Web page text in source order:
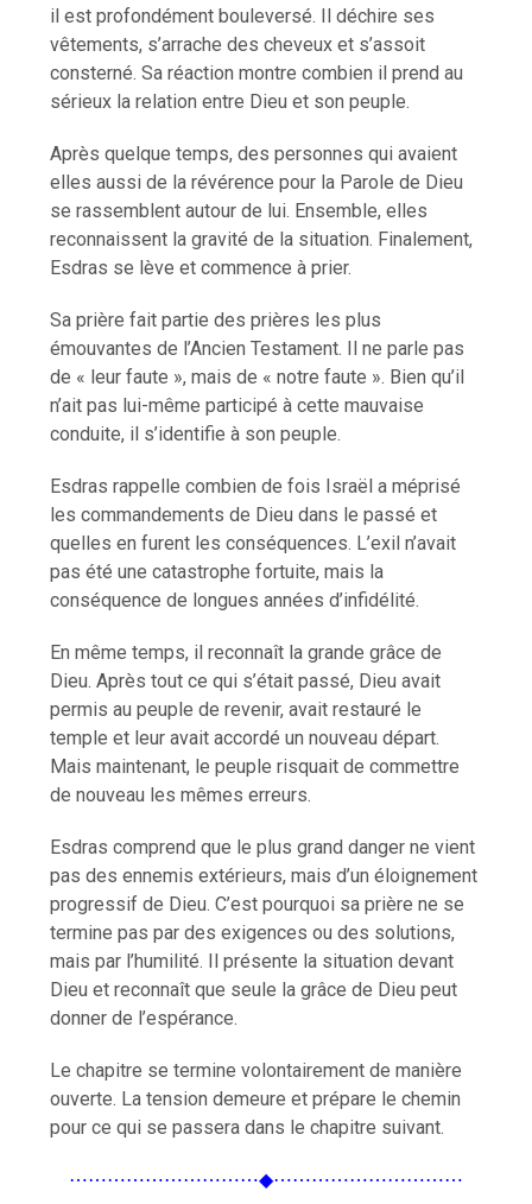
il est profondément bouleversé. Il déchire ses
vêtements, s’arrache des cheveux et s’assoit
consterné. Sa réaction montre combien il prend au
sérieux la relation entre Dieu et son peuple.
Après quelque temps, des personnes qui avaient
elles aussi de la révérence pour la Parole de Dieu
se rassemblent autour de lui. Ensemble, elles
reconnaissent la gravité de la situation. Finalement,
Esdras se lève et commence à prier.
Sa prière fait partie des prières les plus
émouvantes de l’Ancien Testament. Il ne parle pas
de « leur faute », mais de « notre faute ». Bien qu’il
n’ait pas lui-même participé à cette mauvaise
conduite, il s’identifie à son peuple.
Esdras rappelle combien de fois Israël a méprisé
les commandements de Dieu dans le passé et
quelles en furent les conséquences. L’exil n’avait
pas été une catastrophe fortuite, mais la
conséquence de longues années d’infidélité.
En même temps, il reconnaît la grande grâce de
Dieu. Après tout ce qui s’était passé, Dieu avait
permis au peuple de revenir, avait restauré le
temple et leur avait accordé un nouveau départ.
Mais maintenant, le peuple risquait de commettre
de nouveau les mêmes erreurs.
Esdras comprend que le plus grand danger ne vient
pas des ennemis extérieurs, mais d’un éloignement
progressif de Dieu. C’est pourquoi sa prière ne se
termine pas par des exigences ou des solutions,
mais par l’humilité. Il présente la situation devant
Dieu et reconnaît que seule la grâce de Dieu peut
donner de l’espérance.
Le chapitre se termine volontairement de manière
ouverte. La tension demeure et prépare le chemin
pour ce qui se passera dans le chapitre suivant.
⋯⋯⋯⋯⋯⋯⋯⋯⋯⋯◆⋯⋯⋯⋯⋯⋯⋯⋯⋯⋯